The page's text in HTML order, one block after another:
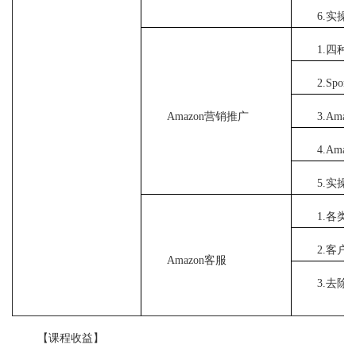
6.实操
Amazon营销推广
1.四种
5.实操
Amazon客服
1.各类
2.客户
3.去除
【课程收益】